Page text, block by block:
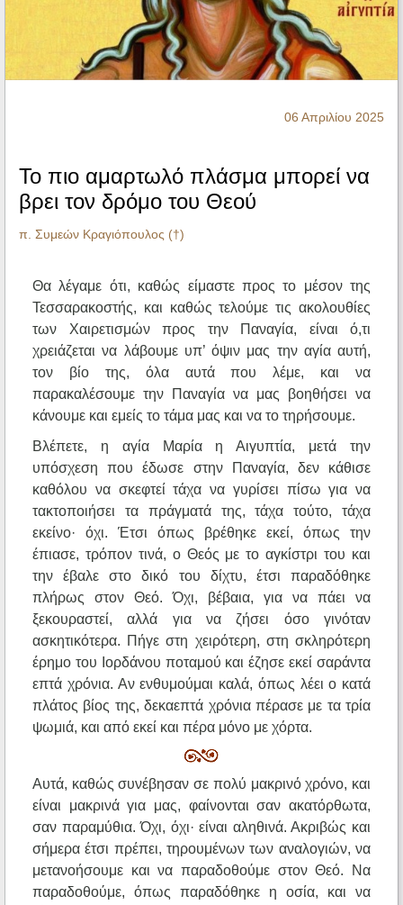
06 Απριλίου 2025
Το πιο αμαρτωλό πλάσμα μπορεί να
βρει τον δρόμο του Θεού
π. Συμεών Κραγιόπουλος (†)
Θα λέγαμε ότι, καθώς είμαστε προς το μέσον της
Τεσσαρακοστής, και καθώς τελούμε τις ακολουθίες
των Χαιρετισμών προς την Παναγία, είναι ό,τι
χρειάζεται να λάβουμε υπ’ όψιν μας την αγία αυτή,
τον βίο της, όλα αυτά που λέμε, και να
παρακαλέσουμε την Παναγία να μας βοηθήσει να
κάνουμε και εμείς το τάμα μας και να το τηρήσουμε.
Βλέπετε, η αγία Μαρία η Αιγυπτία, μετά την
υπόσχεση που έδωσε στην Παναγία, δεν κάθισε
καθόλου να σκεφτεί τάχα να γυρίσει πίσω για να
τακτοποιήσει τα πράγματά της, τάχα τούτο, τάχα
εκείνο· όχι. Έτσι όπως βρέθηκε εκεί, όπως την
έπιασε, τρόπον τινά, ο Θεός με το αγκίστρι του και
την έβαλε στο δικό του δίχτυ, έτσι παραδόθηκε
πλήρως στον Θεό. Όχι, βέβαια, για να πάει να
ξεκουραστεί, αλλά για να ζήσει όσο γινόταν
ασκητικότερα. Πήγε στη χειρότερη, στη σκληρότερη
έρημο του Ιορδάνου ποταμού και έζησε εκεί σαράντα
επτά χρόνια. Αν ενθυμούμαι καλά, όπως λέει ο κατά
πλάτος βίος της, δεκαεπτά χρόνια πέρασε με τα τρία
ψωμιά, και από εκεί και πέρα μόνο με χόρτα.
Αυτά, καθώς συνέβησαν σε πολύ μακρινό χρόνο, και
είναι μακρινά για μας, φαίνονται σαν ακατόρθωτα,
σαν παραμύθια. Όχι, όχι· είναι αληθινά. Ακριβώς και
σήμερα έτσι πρέπει, τηρουμένων των αναλογιών, να
μετανοήσουμε και να παραδοθούμε στον Θεό. Να
παραδοθούμε, όπως παραδόθηκε η οσία, και να